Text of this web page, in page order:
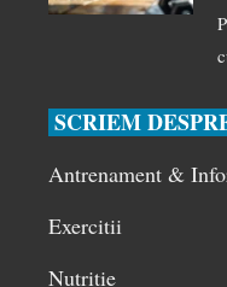
SCRIEM
Antrenament &
Exercitii
Nutritie